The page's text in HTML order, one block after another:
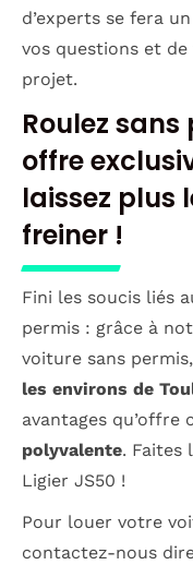
d’experts se fera
vos questions et
projet.
Roulez
offre
laissez plus
freiner !
Fini les soucis liés
permis : grâce à
voiture sans permis,
les environs de
avantages qu’offre
polyvalente. Faites
Ligier JS50 !
Pour louer votre
contactez-nous